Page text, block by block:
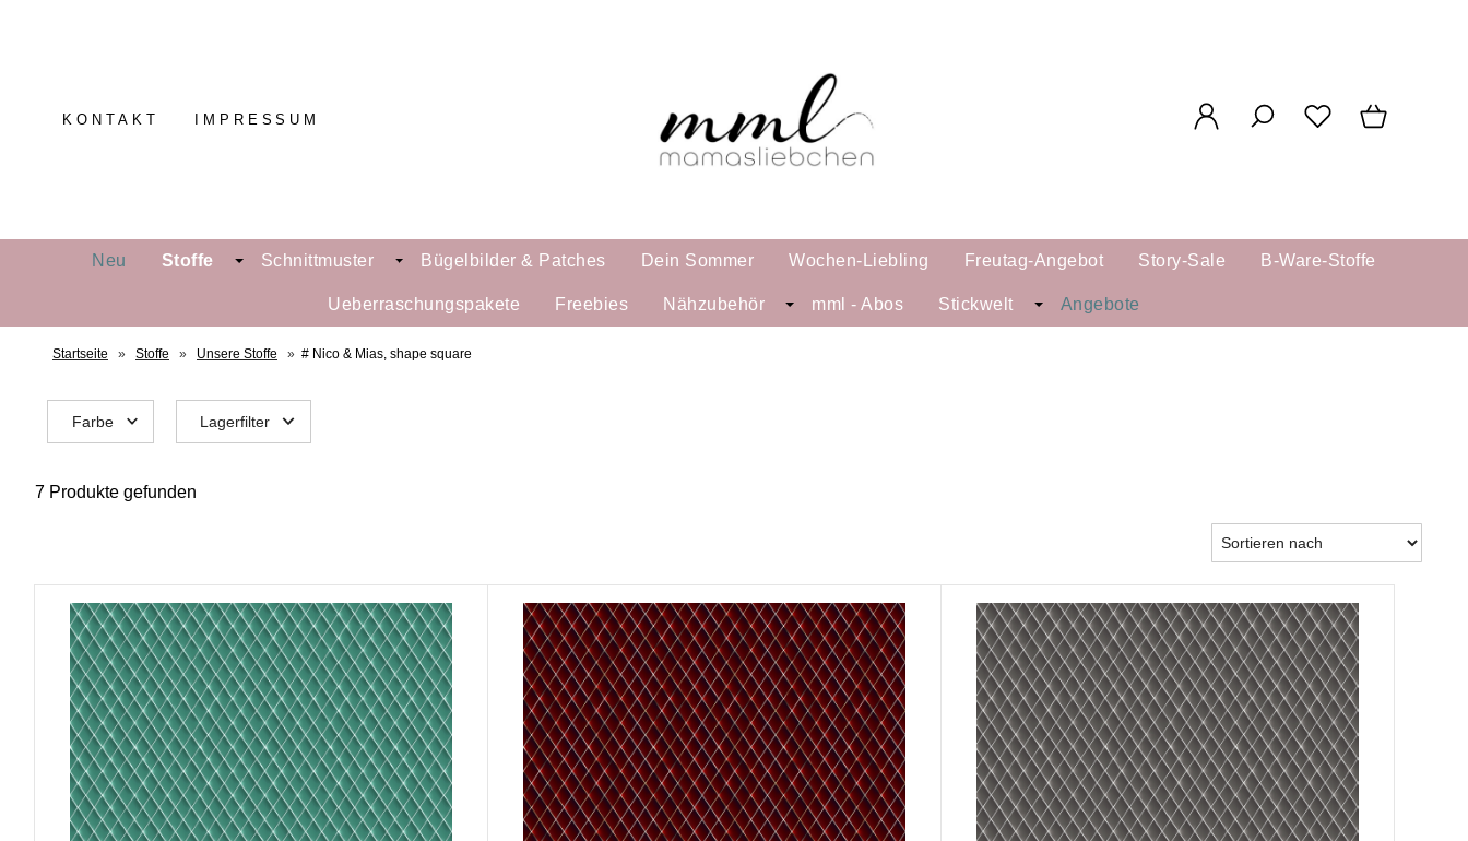
KONTAKT IMPRESSUM
Neu Stoffe Schnittmuster Bügelbilder & Patches Dein Sommer Wochen-Liebling Freutag-Angebot Story-Sale B-Ware-Stoffe
Ueberraschungspakete Freebies Nähzubehör mml - Abos Stickwelt Angebote
Startseite » Stoffe » Unsere Stoffe » # Nico & Mias, shape square
Farbe Lagerfilter
7 Produkte gefunden